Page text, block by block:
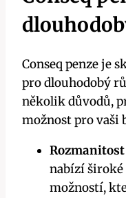
Conseq penze je
pro dlouhodobý
několik důvodů,
možnost pro vaši
nabízí
možností,